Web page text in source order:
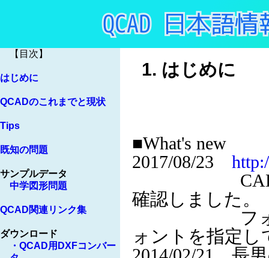
1. はじめ
■What's new
2017/08/23
CAD利用
確認しました。
フォントの
ォントを指定し